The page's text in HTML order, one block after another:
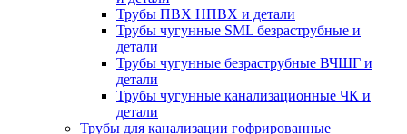
Трубы ПВХ НПВХ и детали
Трубы чугунные SML безраструбные и
детали
Трубы чугунные безраструбные ВЧШГ и
детали
Трубы чугунные канализационные ЧК и
детали
Трубы для канализации гофрированные